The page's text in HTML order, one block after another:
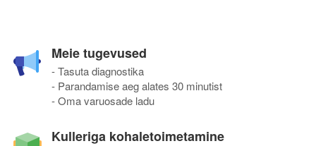
Meie tugevused
- Tasuta diagnostika
- Parandamise aeg alates 30 minutist
- Oma varuosade ladu
Kulleriga kohaletoimetamine